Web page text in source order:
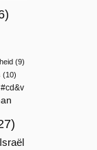
(9)
(10)
cd&v
Israël